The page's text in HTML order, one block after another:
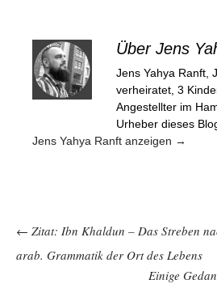
Über Jens
Jens Yahya Ranft,
verheiratet, 3
Angestellter im
Urheber dieses
Jens Yahya Ranft anzeigen →
← Zitat: Ibn Khaldun – Das Streben
arab. Grammatik der Ort des Lebens
Einige